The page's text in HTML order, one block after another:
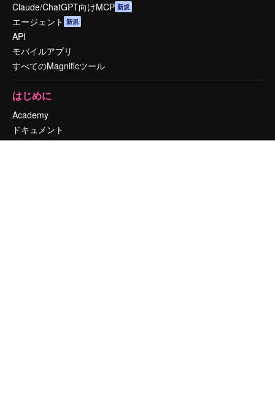
Claude/ChatGPT向けMCP 新規
エージェント 新規
API
モバイルアプリ
すべてのMagnificツール
はじめに
Academy
ドキュメント
サポート